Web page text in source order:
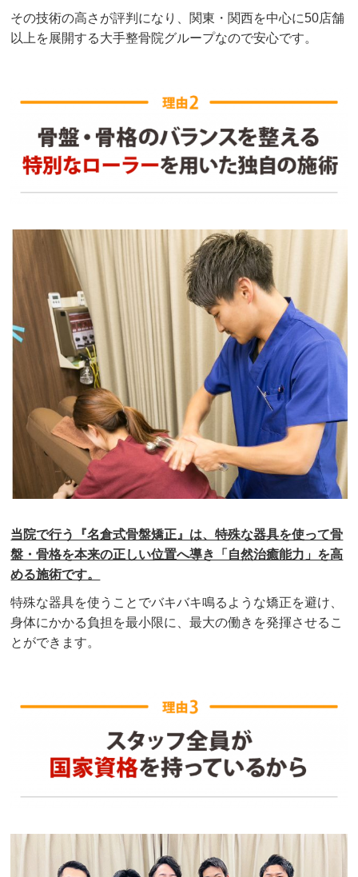
その技術の高さが評判になり、関東・関西を中心に50店舗
以上を展開する大手整骨院グループなので安心です。
当院で行う『名倉式骨盤矯正』は、特殊な器具を使って骨
盤・骨格を本来の正しい位置へ導き「自然治癒能力」を高
める施術です。
特殊な器具を使うことでバキバキ鳴るような矯正を避け、
身体にかかる負担を最小限に、最大の働きを発揮させるこ
とができます。